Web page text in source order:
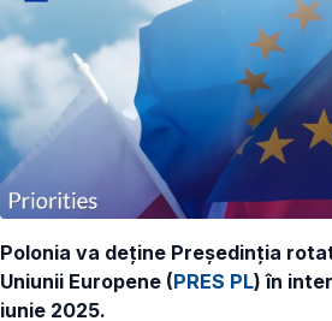
Polonia va deține Președinția
Uniunii Europene (PRES PL) în
iunie 2025.